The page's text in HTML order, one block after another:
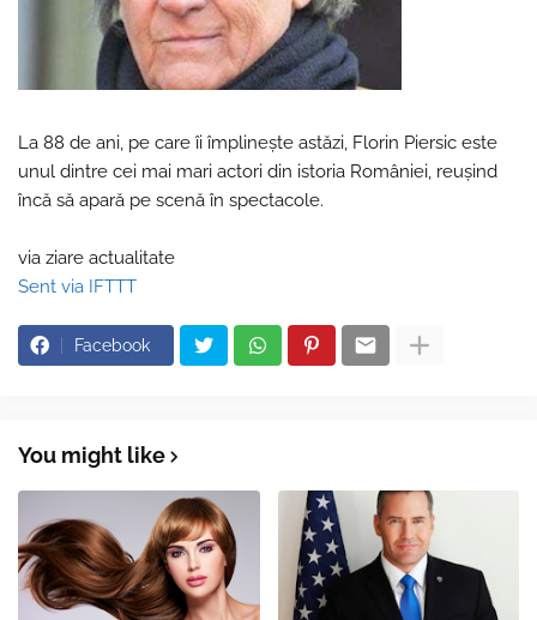
La 88 de ani, pe care îi împlinește astăzi, Florin Piersic este
unul dintre cei mai mari actori din istoria României, reușind
încă să apară pe scenă în spectacole.
via ziare actualitate
Sent via IFTTT
Facebook
You might like